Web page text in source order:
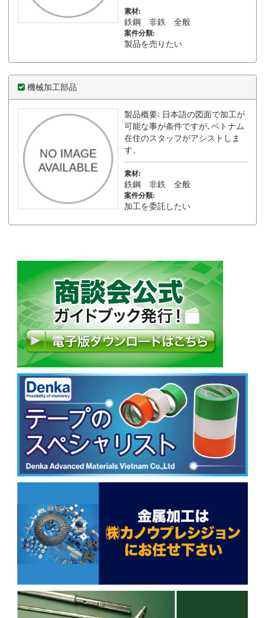
素材:
鉄鋼 非鉄 全般
案件分類:
製品を売りたい
機械加工部品
製品概要: 日本語の図面で加工が
可能な事が条件ですが､ベトナム
在住のスタッフがアシストしま
す。
素材:
鉄鋼 非鉄 全般
案件分類:
加工を委託したい